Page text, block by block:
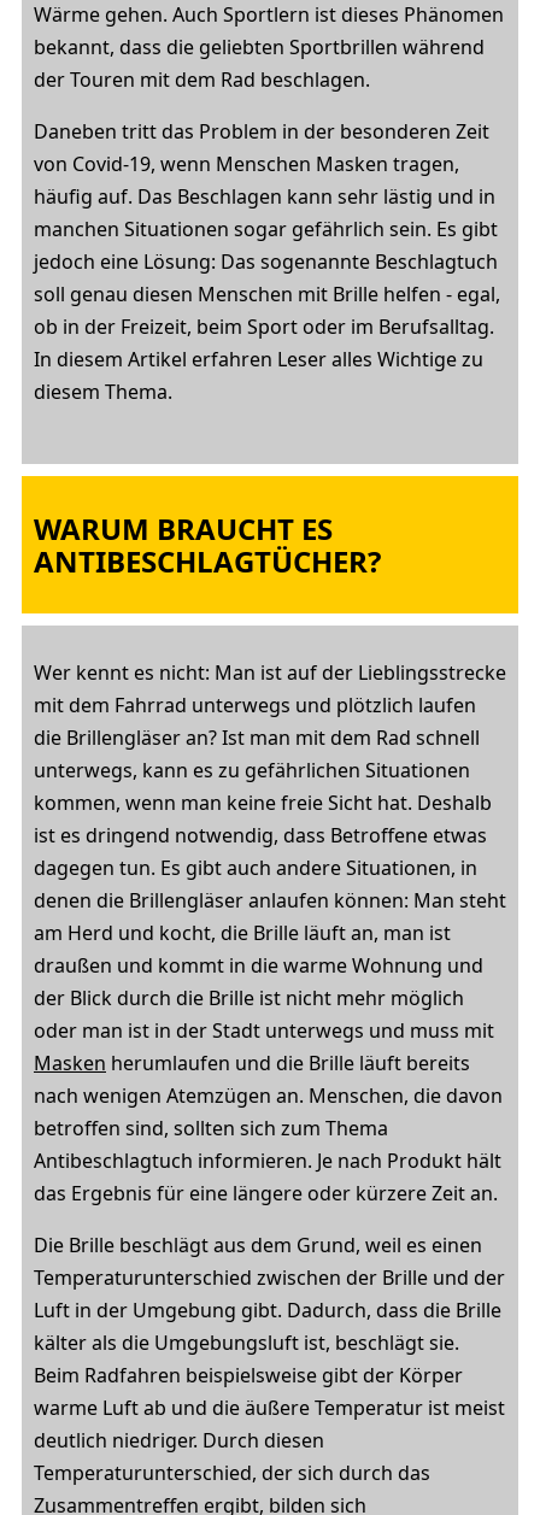
Wärme gehen. Auch Sportlern ist dieses Phänomen
bekannt, dass die geliebten Sportbrillen während
der Touren mit dem Rad beschlagen.
Daneben tritt das Problem in der besonderen Zeit
von Covid-19, wenn Menschen Masken tragen,
häufig auf. Das Beschlagen kann sehr lästig und in
manchen Situationen sogar gefährlich sein. Es gibt
jedoch eine Lösung: Das sogenannte Beschlagtuch
soll genau diesen Menschen mit Brille helfen - egal,
ob in der Freizeit, beim Sport oder im Berufsalltag.
In diesem Artikel erfahren Leser alles Wichtige zu
diesem Thema.
WARUM BRAUCHT ES
ANTIBESCHLAGTÜCHER?
Wer kennt es nicht: Man ist auf der Lieblingsstrecke
mit dem Fahrrad unterwegs und plötzlich laufen
die Brillengläser an? Ist man mit dem Rad schnell
unterwegs, kann es zu gefährlichen Situationen
kommen, wenn man keine freie Sicht hat. Deshalb
ist es dringend notwendig, dass Betroffene etwas
dagegen tun. Es gibt auch andere Situationen, in
denen die Brillengläser anlaufen können: Man steht
am Herd und kocht, die Brille läuft an, man ist
draußen und kommt in die warme Wohnung und
der Blick durch die Brille ist nicht mehr möglich
oder man ist in der Stadt unterwegs und muss mit
Masken herumlaufen und die Brille läuft bereits
nach wenigen Atemzügen an. Menschen, die davon
betroffen sind, sollten sich zum Thema
Antibeschlagtuch informieren. Je nach Produkt hält
das Ergebnis für eine längere oder kürzere Zeit an.
Die Brille beschlägt aus dem Grund, weil es einen
Temperaturunterschied zwischen der Brille und der
Luft in der Umgebung gibt. Dadurch, dass die Brille
kälter als die Umgebungsluft ist, beschlägt sie.
Beim Radfahren beispielsweise gibt der Körper
warme Luft ab und die äußere Temperatur ist meist
deutlich niedriger. Durch diesen
Temperaturunterschied, der sich durch das
Zusammentreffen ergibt, bilden sich